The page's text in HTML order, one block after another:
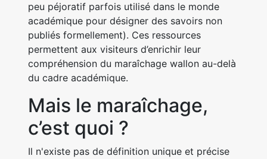
peu péjoratif parfois utilisé dans le monde
académique pour désigner des savoirs non
publiés formellement). Ces ressources
permettent aux visiteurs d’enrichir leur
compréhension du maraîchage wallon au-delà
du cadre académique.
Mais le maraîchage,
c’est quoi ?
Il n'existe pas de définition unique et précise